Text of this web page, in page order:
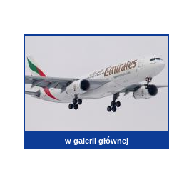
w galerii głównej